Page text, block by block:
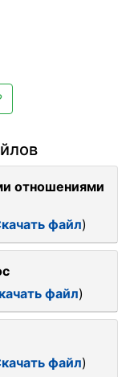
отношениями
файл)
файл)
файл)